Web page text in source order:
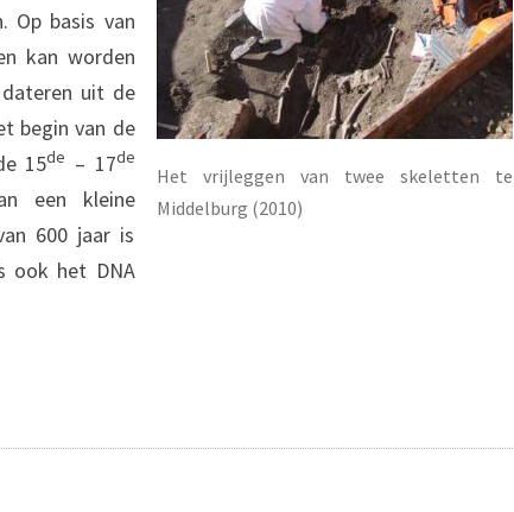
Het vrijleggen van twee skeletten te
Middelburg (2010)
Op basis van
kan worden
uit de
begin van de
15de – 17de
een kleine
600 jaar is
ook het DNA